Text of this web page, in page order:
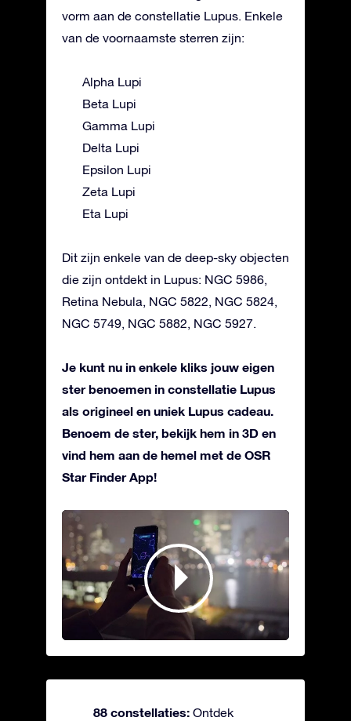
vorm aan de constellatie Lupus. Enkele
van de voornaamste sterren zijn:
Alpha Lupi
Beta Lupi
Gamma Lupi
Delta Lupi
Epsilon Lupi
Zeta Lupi
Eta Lupi
Dit zijn enkele van de deep-sky objecten
die zijn ontdekt in Lupus: NGC 5986,
Retina Nebula, NGC 5822, NGC 5824,
NGC 5749, NGC 5882, NGC 5927.
Je kunt nu in enkele kliks jouw eigen
ster benoemen in constellatie Lupus
als origineel en uniek Lupus cadeau.
Benoem de ster, bekijk hem in 3D en
vind hem aan de hemel met de OSR
Star Finder App!
88 constellaties: Ontdek